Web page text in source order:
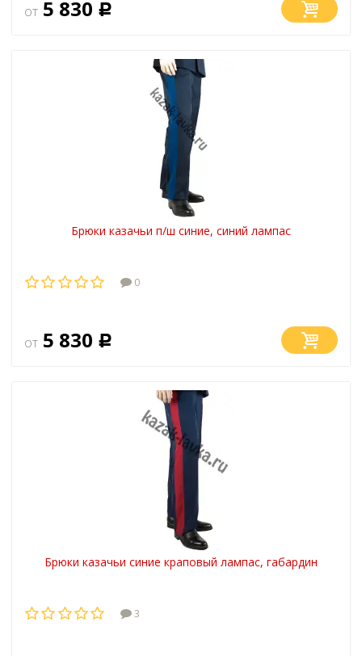
от 5 830 Р
Брюки казачьи п/ш синие, синий лампас
0
от 5 830 Р
Брюки казачьи синие краповый лампас, габардин
3